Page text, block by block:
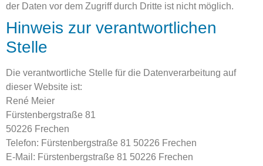
der Daten vor dem Zugriff durch Dritte ist nicht möglich.
Hinweis zur verantwortlichen
Stelle
Die verantwortliche Stelle für die Datenverarbeitung auf
dieser Website ist:
René Meier
Fürstenbergstraße 81
50226 Frechen
Telefon: Fürstenbergstraße 81 50226 Frechen
E-Mail: Fürstenbergstraße 81 50226 Frechen